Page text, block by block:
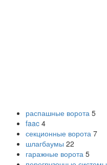
распашные ворота 5
faac 4
секционные ворота 7
шлагбаумы 22
гаражные ворота 5